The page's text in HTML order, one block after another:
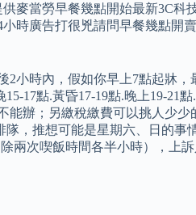
當勞早餐幾點開始最新3C
時廣告打很兇請問早餐幾點
小時內，假如你早上7點起牀
17點.黃昏17-19點.晚上19-
辦；另繳稅繳費可以挑人少
，推想可能是星期六、日的
兩次喫飯時間各半小時），